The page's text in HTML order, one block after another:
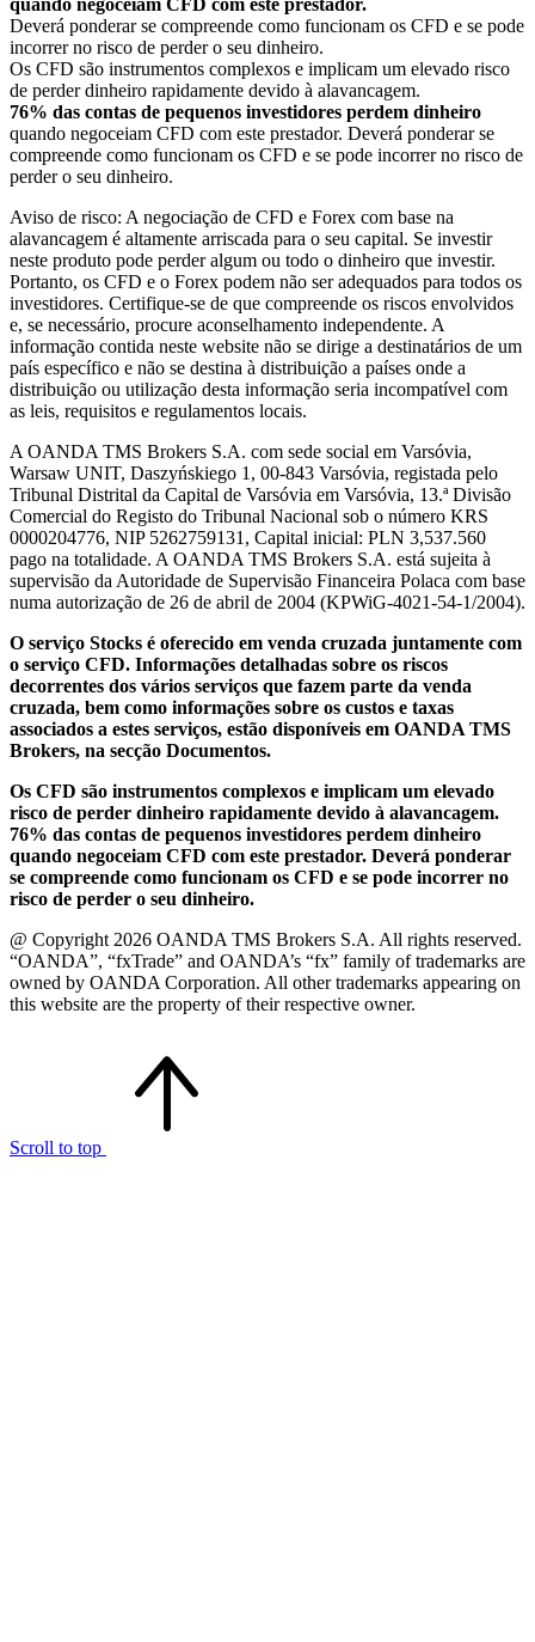
Deverá ponderar se compreende como funcionam os CFD e se pode
incorrer no risco de perder o seu dinheiro.
Os CFD são instrumentos complexos e implicam um elevado risco
de perder dinheiro rapidamente devido à alavancagem.
76% das contas de pequenos investidores perdem dinheiro
quando negoceiam CFD com este prestador. Deverá ponderar se
compreende como funcionam os CFD e se pode incorrer no risco de
perder o seu dinheiro.
Aviso de risco: A negociação de CFD e Forex com base na
alavancagem é altamente arriscada para o seu capital. Se investir
neste produto pode perder algum ou todo o dinheiro que investir.
Portanto, os CFD e o Forex podem não ser adequados para todos os
investidores. Certifique-se de que compreende os riscos envolvidos
e, se necessário, procure aconselhamento independente. A
informação contida neste website não se dirige a destinatários de um
país específico e não se destina à distribuição a países onde a
distribuição ou utilização desta informação seria incompatível com
as leis, requisitos e regulamentos locais.
A OANDA TMS Brokers S.A. com sede social em Varsóvia,
Warsaw UNIT, Daszyńskiego 1, 00-843 Varsóvia, registada pelo
Tribunal Distrital da Capital de Varsóvia em Varsóvia, 13.ª Divisão
Comercial do Registo do Tribunal Nacional sob o número KRS
0000204776, NIP 5262759131, Capital inicial: PLN 3,537.560
pago na totalidade. A OANDA TMS Brokers S.A. está sujeita à
supervisão da Autoridade de Supervisão Financeira Polaca com base
numa autorização de 26 de abril de 2004 (KPWiG-4021-54-1/2004).
O serviço Stocks é oferecido em venda cruzada juntamente com
o serviço CFD. Informações detalhadas sobre os riscos
decorrentes dos vários serviços que fazem parte da venda
cruzada, bem como informações sobre os custos e taxas
associados a estes serviços, estão disponíveis em OANDA TMS
Brokers, na secção Documentos.
Os CFD são instrumentos complexos e implicam um elevado
risco de perder dinheiro rapidamente devido à alavancagem.
76% das contas de pequenos investidores perdem dinheiro
quando negoceiam CFD com este prestador. Deverá ponderar
se compreende como funcionam os CFD e se pode incorrer no
risco de perder o seu dinheiro.
@ Copyright 2026 OANDA TMS Brokers S.A. All rights reserved.
“OANDA”, “fxTrade” and OANDA’s “fx” family of trademarks are
owned by OANDA Corporation. All other trademarks appearing on
this website are the property of their respective owner.
Scroll to top